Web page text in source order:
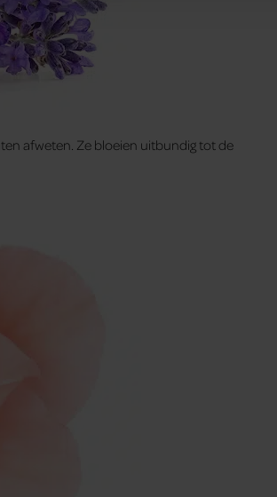
van uw gebruik van hun services. U
afweten. Ze bloeien uitbundig tot de